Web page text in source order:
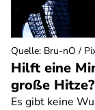
Hilft eine
große Hitze?
Es gibt keine
Quelle: Bru-nO /